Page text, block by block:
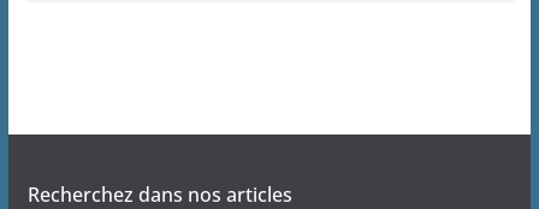
Recherchez dans nos articles